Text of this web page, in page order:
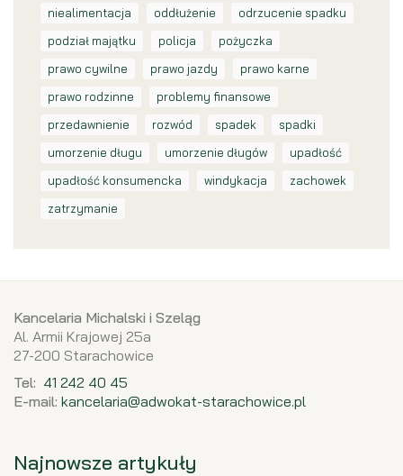
niealimentacja
oddłużenie
odrzucenie spadku
podział majątku
policja
pożyczka
prawo cywilne
prawo jazdy
prawo karne
prawo rodzinne
problemy finansowe
przedawnienie
rozwód spadek
spadki
umorzenie długu
umorzenie długów
upadłość
upadłość konsumencka
windykacja
zachowek
zatrzymanie
Kancelaria Michalski i Szeląg
Al. Armii Krajowej 25a
27-200 Starachowice
Tel: 41 242 40 45
E-mail: kancelaria@adwokat-starachowice.pl
Najnowsze artykuły